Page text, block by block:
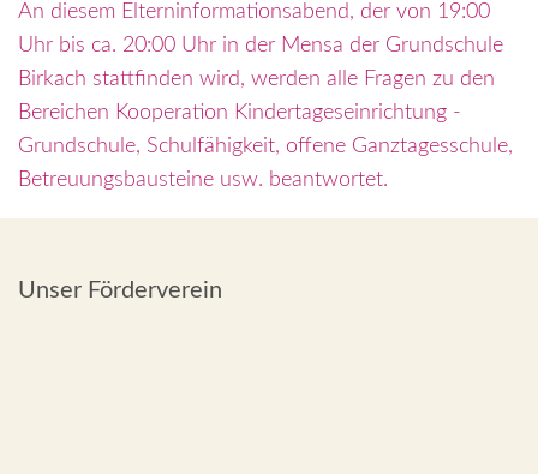
An diesem Elterninformationsabend, der von 19:00
Uhr bis ca. 20:00 Uhr in der Mensa der Grundschule
Birkach stattfinden wird, werden alle Fragen zu den
Bereichen Kooperation Kindertageseinrichtung -
Grundschule, Schulfähigkeit, offene Ganztagesschule,
Betreuungsbausteine usw. beantwortet.
Unser Förderverein